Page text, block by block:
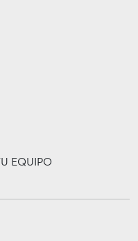
EQUIPO